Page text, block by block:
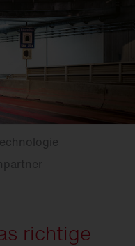
richtige